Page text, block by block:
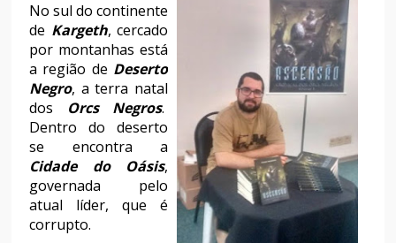
No sul do continente
de Kargeth, cercado
por montanhas está
a região de Deserto
Negro, a terra natal
dos
Orcs Negros.
Dentro do deserto
se encontra a
Cidade do Oásis,
governada pelo
atual líder, que é
corrupto.